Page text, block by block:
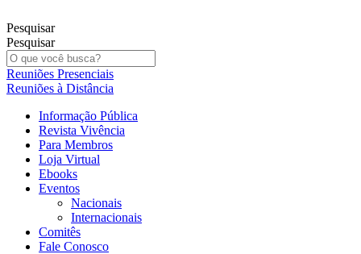
para
o
conteúdo
Pesquisar
Pesquisar
Reuniões Presenciais
Reuniões à Distância
Informação Pública
Revista Vivência
Para Membros
Loja Virtual
Ebooks
Eventos
Nacionais
Internacionais
Comitês
Fale Conosco